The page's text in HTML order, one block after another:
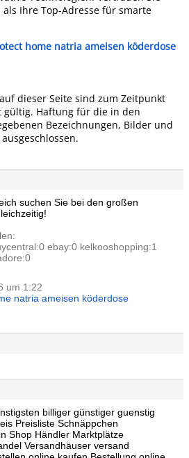
Ihre Top-Adresse für smarte
home natria ameisen köderdose
dieser Seite sind zum Zeitpunkt
gültig. Haftung für die in den
Bezeichnungen, Bilder und
suchen Sie bei den großen
ebay:0 kelkooshopping:1
um 1:22
natria ameisen köderdose
billiger günstiger guenstig
Preisliste Schnäppchen
Shop Händler Marktplätze
Versandhäuser versand